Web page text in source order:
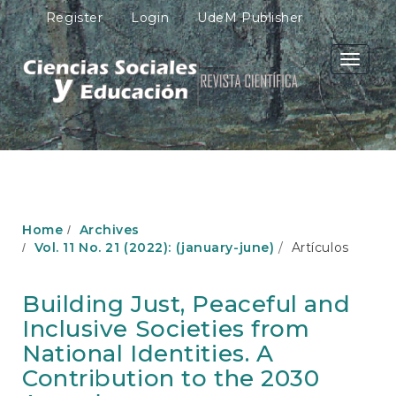
M
a
i
n
N
a
v
i
g
n
n
C
o
n
t
Register Login UdeM Publisher
Toggle
Home
Archives
Vol. 11 No. 21 (2022): (january-june)
Artículos
Building Just, Peaceful and
Inclusive Societies from
National Identities. A
Contribution to the 2030